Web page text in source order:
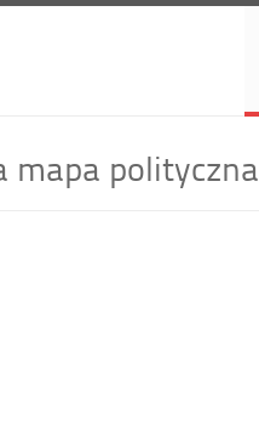
mapa polityczna